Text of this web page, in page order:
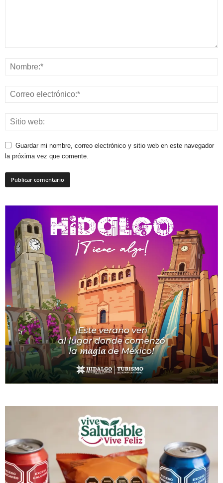
Guardar mi nombre, correo electrónico y sitio web en este navegador
la próxima vez que comente.